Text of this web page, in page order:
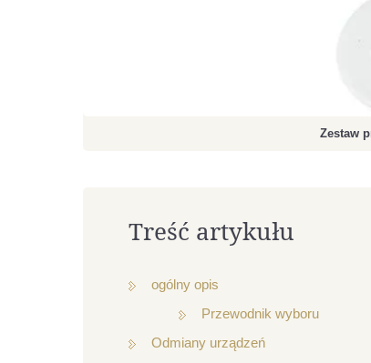
Zestaw
Treść artykułu
ogólny opis
Przewodnik wyboru
Odmiany urządzeń